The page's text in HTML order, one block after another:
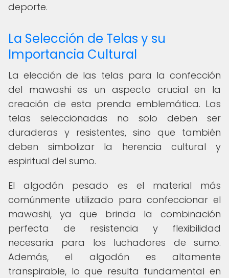
deporte.
La Selección de Telas y su
Importancia Cultural
La elección de las telas para la confección
del mawashi es un aspecto crucial en la
creación de esta prenda emblemática. Las
telas seleccionadas no solo deben ser
duraderas y resistentes, sino que también
deben simbolizar la herencia cultural y
espiritual del sumo.
El algodón pesado es el material más
comúnmente utilizado para confeccionar el
mawashi, ya que brinda la combinación
perfecta de resistencia y flexibilidad
necesaria para los luchadores de sumo.
Además, el algodón es altamente
transpirable, lo que resulta fundamental en